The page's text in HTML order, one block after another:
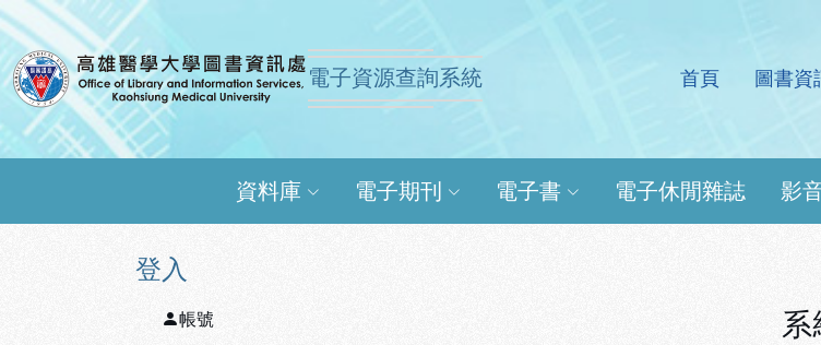
跳到主要內容
:::
高雄醫學大學圖書資訊處電子資源查詢系
電子資源查詢系統 首頁 圖書資
資料庫 電子期刊 電子書 電子休閒雜誌 影
:::
登入
帳號 系